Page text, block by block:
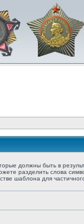
должны быть в
разделить слова
шаблона для